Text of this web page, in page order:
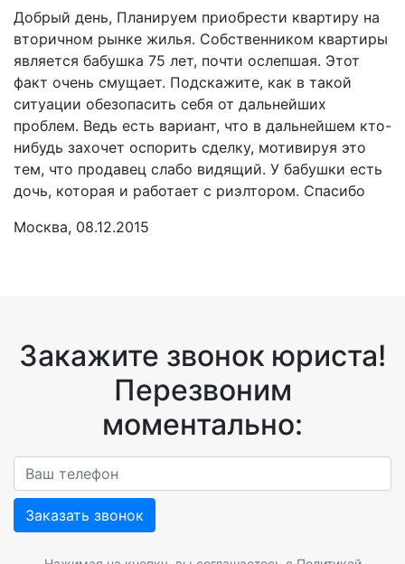
Добрый день, Планируем приобрести квартиру на
вторичном рынке жилья. Собственником квартиры
является бабушка 75 лет, почти ослепшая. Этот
факт очень смущает. Подскажите, как в такой
ситуации обезопасить себя от дальнейших
проблем. Ведь есть вариант, что в дальнейшем кто-
нибудь захочет оспорить сделку, мотивируя это
тем, что продавец слабо видящий. У бабушки есть
дочь, которая и работает с риэлтором. Спасибо
Москва, 08.12.2015
Закажите звонок юриста!
Перезвоним
моментально:
Заказать звонок